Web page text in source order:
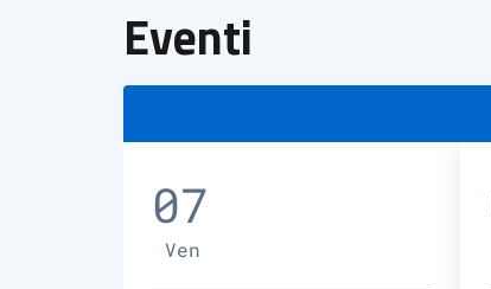
Eventi
07
Ven